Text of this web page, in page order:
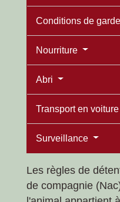
Conditions de garde
Nourriture
Abri
Transport en voiture
Surveillance
Les règles de
de compagnie